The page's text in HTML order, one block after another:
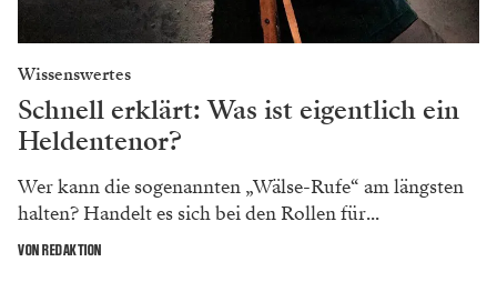
Wissenswertes
Schnell erklärt: Was ist eigentlich ein
Heldentenor?
Wer kann die sogenannten „Wälse-Rufe“ am längsten
halten? Handelt es sich bei den Rollen für...
VON REDAKTION